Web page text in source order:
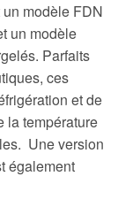
modèle FDN
un modèle
Parfaits
ces
et de
la température
Une version
également